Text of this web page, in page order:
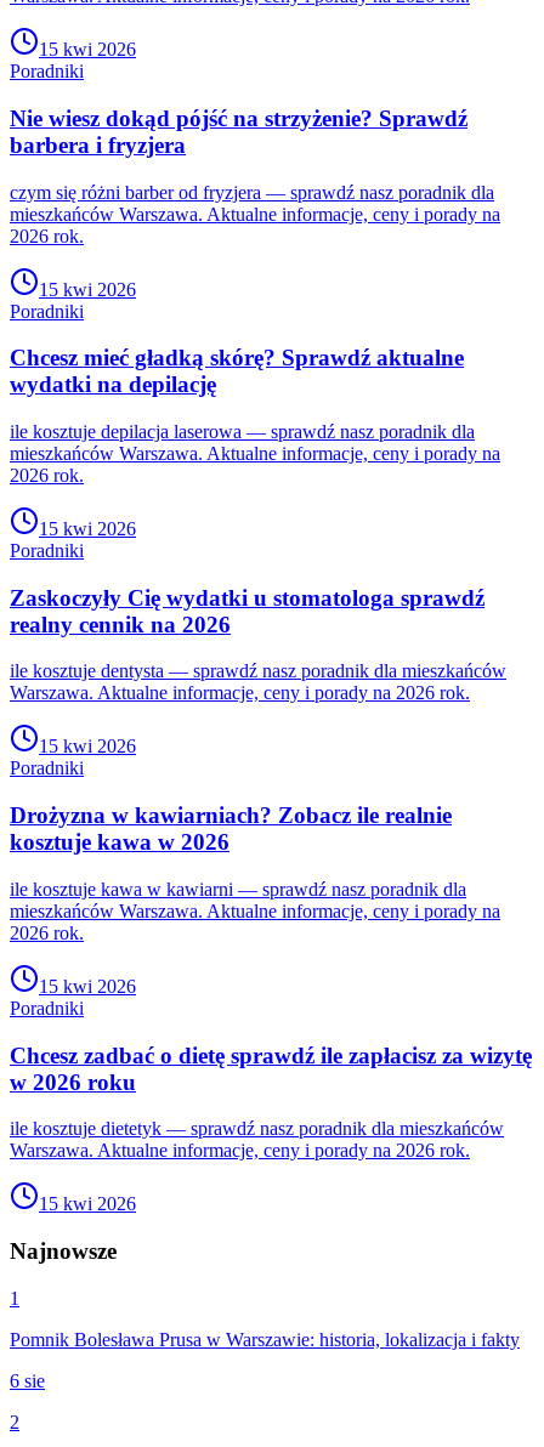
15 kwi 2026
Poradniki
Nie wiesz dokąd pójść na strzyżenie? Sprawdź
barbera i fryzjera
czym się różni barber od fryzjera — sprawdź nasz poradnik dla
mieszkańców Warszawa. Aktualne informacje, ceny i porady na
2026 rok.
15 kwi 2026
Poradniki
Chcesz mieć gładką skórę? Sprawdź aktualne
wydatki na depilację
ile kosztuje depilacja laserowa — sprawdź nasz poradnik dla
mieszkańców Warszawa. Aktualne informacje, ceny i porady na
2026 rok.
15 kwi 2026
Poradniki
Zaskoczyły Cię wydatki u stomatologa sprawdź
realny cennik na 2026
ile kosztuje dentysta — sprawdź nasz poradnik dla mieszkańców
Warszawa. Aktualne informacje, ceny i porady na 2026 rok.
15 kwi 2026
Poradniki
Drożyzna w kawiarniach? Zobacz ile realnie
kosztuje kawa w 2026
ile kosztuje kawa w kawiarni — sprawdź nasz poradnik dla
mieszkańców Warszawa. Aktualne informacje, ceny i porady na
2026 rok.
15 kwi 2026
Poradniki
Chcesz zadbać o dietę sprawdź ile zapłacisz za wizytę
w 2026 roku
ile kosztuje dietetyk — sprawdź nasz poradnik dla mieszkańców
Warszawa. Aktualne informacje, ceny i porady na 2026 rok.
15 kwi 2026
Najnowsze
1
Pomnik Bolesława Prusa w Warszawie: historia, lokalizacja i fakty
6 sie
2